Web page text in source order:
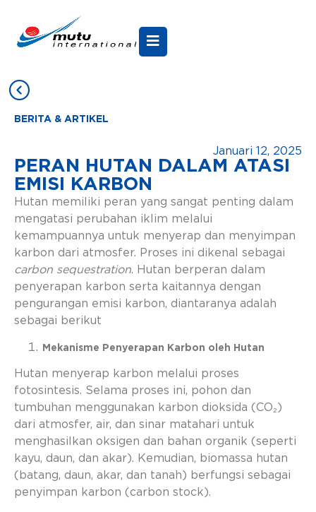
BERITA & ARTIKEL
Januari 12, 2025
PERAN HUTAN DALAM ATASI
EMISI KARBON
Hutan memiliki peran yang sangat penting dalam
mengatasi perubahan iklim melalui
kemampuannya untuk menyerap dan menyimpan
karbon dari atmosfer. Proses ini dikenal sebagai
carbon sequestration. Hutan berperan dalam
penyerapan karbon serta kaitannya dengan
pengurangan emisi karbon, diantaranya adalah
sebagai berikut
Mekanisme Penyerapan Karbon oleh Hutan
Hutan menyerap karbon melalui proses
fotosintesis. Selama proses ini, pohon dan
tumbuhan menggunakan karbon dioksida (CO₂)
dari atmosfer, air, dan sinar matahari untuk
menghasilkan oksigen dan bahan organik (seperti
kayu, daun, dan akar). Kemudian, biomassa hutan
(batang, daun, akar, dan tanah) berfungsi sebagai
penyimpan karbon (carbon stock).